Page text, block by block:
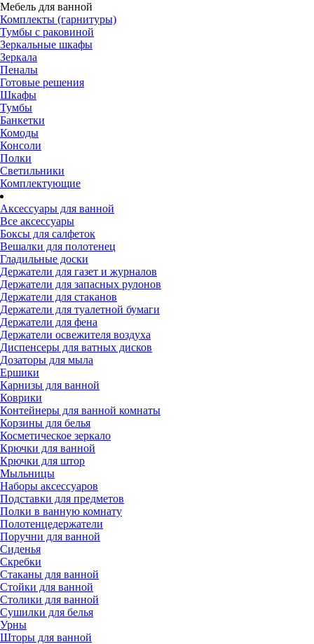
Мебель для ванной
Комплекты (гарнитуры)
Тумбы с раковиной
Зеркальные шкафы
Зеркала
Пеналы
Готовые решения
Шкафы
Тумбы
Банкетки
Комоды
Консоли
Полки
Светильники
Комплектующие
Аксессуары для ванной
Все аксессуары
Боксы для салфеток
Вешалки для полотенец
Гладильные доски
Держатели для газет и журналов
Держатели для запасных рулонов
Держатели для стаканов
Держатели для туалетной бумаги
Держатели для фена
Держатели освежителя воздуха
Диспенсеры для ватных дисков
Дозаторы для мыла
Ершики
Карнизы для ванной
Коврики
Контейнеры для ванной комнаты
Корзины для белья
Косметическое зеркало
Крючки для ванной
Крючки для штор
Мыльницы
Наборы аксессуаров
Подставки для предметов
Полки в ванную комнату
Полотенцедержатели
Поручни для ванной
Сиденья
Скребки
Стаканы для ванной
Стойки для ванной
Столики для ванной
Сушилки для белья
Урны
Шторы для ванной